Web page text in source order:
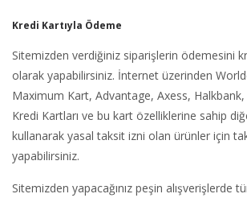
Kredi Kartıyla Ödeme
Sitemizden verdiğiniz siparişlerin ödemesini
olarak yapabilirsiniz. İnternet üzerinden
Maximum Kart, Advantage, Axess, Halkbank,
Kredi Kartları ve bu kart özelliklerine sahip
kullanarak yasal taksit izni olan ürünler için
yapabilirsiniz.
Sitemizden yapacağınız peşin alışverişlerde